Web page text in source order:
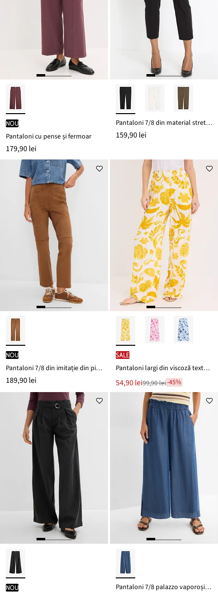
nou
Pantaloni cu pense și fermoar
179,90 lei
Pantaloni 7/8 din material stretch de bumbac
159,90 lei
nou
Pantaloni 7/8 din imitație din piele întoarsă
189,90 lei
SALE
Pantaloni largi din viscoză texturată
Noul
preț
54,90 lei
Reducere
99,90 lei
99,90 lei-45%
nou Pantaloni 7/8 palazzo vaporoși și largi, cu șlițuri laterale